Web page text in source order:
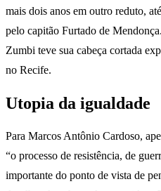
mais dois anos em outro reduto,
pelo capitão Furtado de
Zumbi teve sua cabeça cortada
no Recife.
Utopia da igualdade
Para Marcos Antônio Cardoso,
“o processo de resistência, de
importante do ponto de vista de